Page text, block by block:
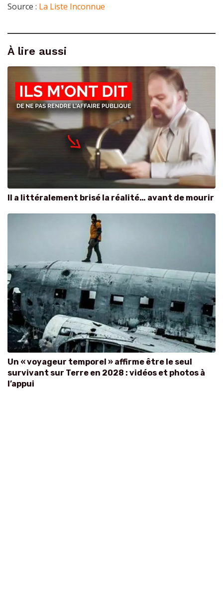
Source : La Liste Inconnue
À lire aussi
Il a littéralement brisé la réalité… avant de mourir
Un « voyageur temporel » affirme être le seul
survivant sur Terre en 2028 : vidéos et photos à
l’appui